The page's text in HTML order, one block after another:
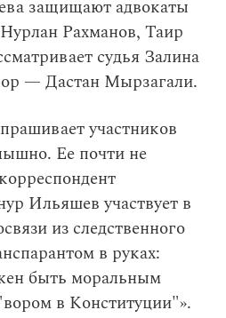
защищают адвокаты
Рахманов, Таир
судья Залина
— Дастан Мырзагали.
участников
Ее почти не
Ильяшев участвует в
из следственного
в руках:
быть моральным
в Конституции"».